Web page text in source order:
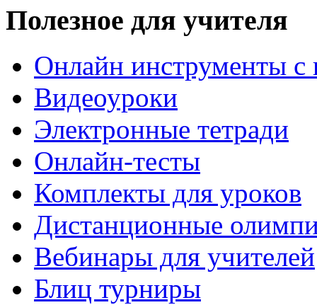
Полезное для учителя
Онлайн инструменты с
Видеоуроки
Электронные тетради
Онлайн-тесты
Комплекты для уроков
Дистанционные
Вебинары для учителей
Блиц турниры